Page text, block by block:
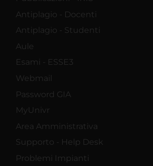
Antiplagio - Docenti
Antiplagio - Studenti
Aule
Esami - ESSE3
Webmail
Password GIA
MyUnivr
Area Amministrativa
Supporto - Help Desk
Problemi Impianti